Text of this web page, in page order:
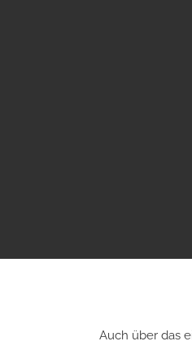
Auch über das